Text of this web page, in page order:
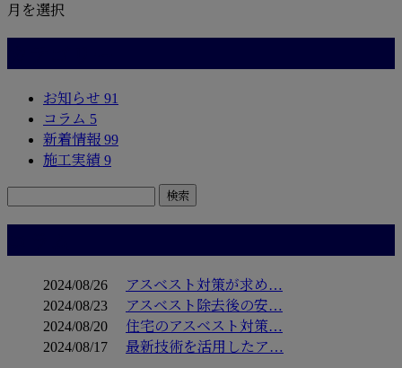
月を選択
お知らせ 91
コラム 5
新着情報 99
施工実績 9
2024/08/26
アスベスト対策が求め…
2024/08/23
アスベスト除去後の安…
2024/08/20
住宅のアスベスト対策…
2024/08/17
最新技術を活用したア…